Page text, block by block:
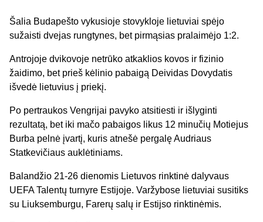
Šalia Budapešto vykusioje stovykloje lietuviai spėjo
sužaisti dvejas rungtynes, bet pirmąsias pralaimėjo 1:2.
Antrojoje dvikovoje netrūko atkaklios kovos ir fizinio
žaidimo, bet prieš kėlinio pabaigą Deividas Dovydatis
išvedė lietuvius į priekį.
Po pertraukos Vengrijai pavyko atsitiesti ir išlyginti
rezultatą, bet iki mačo pabaigos likus 12 minučių Motiejus
Burba pelnė įvartį, kuris atnešė pergalę Audriaus
Statkevičiaus auklėtiniams.
Balandžio 21-26 dienomis Lietuvos rinktinė dalyvaus
UEFA Talentų turnyre Estijoje. Varžybose lietuviai susitiks
su Liuksemburgu, Farerų salų ir Estijso rinktinėmis.